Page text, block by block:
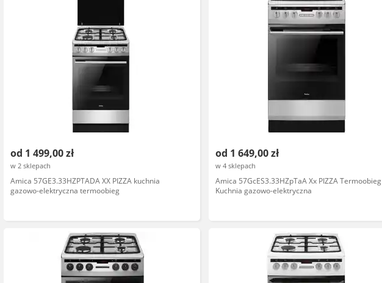
od 1 499,00 zł
w 2 sklepach
Amica 57GE3.33HZPTADA XX PIZZA kuchnia
gazowo-elektryczna termoobieg
od 1 649,00 zł
w 4 sklepach
Amica 57GcES3.33HZpTaA Xx PIZZA Termoobieg
Kuchnia gazowo-elektryczna